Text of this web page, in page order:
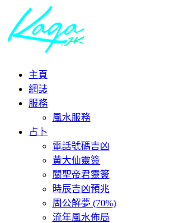
主頁
網誌
服務
風水服務
占卜
電話號碼吉凶
黃大仙靈簽
關聖帝君靈簽
時辰吉凶預兆
周公解夢 (70%)
流年風水佈局